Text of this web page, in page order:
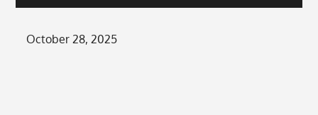
Posted
October 28, 2025